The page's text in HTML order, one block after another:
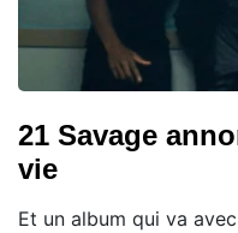
21 Savage
vie
Et un album qui va